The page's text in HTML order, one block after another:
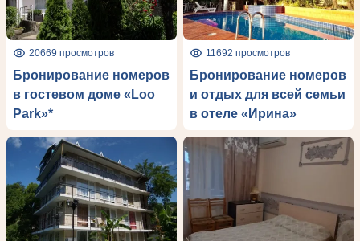
20669 просмотров
Бронирование номеров
в гостевом доме «Loo
Park»*
11692 просмотров
Бронирование номеров
и отдых для всей семьи
в отеле «Ирина»